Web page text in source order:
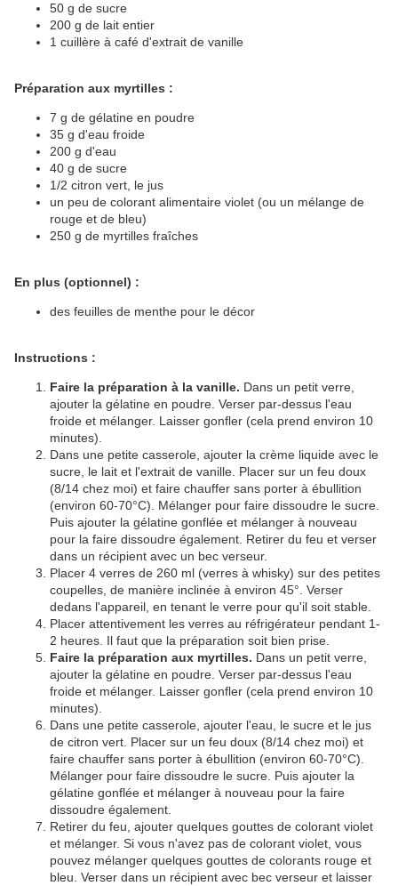
50 g de sucre
200 g de lait entier
1 cuillère à café d'extrait de vanille
Préparation aux myrtilles :
7 g de gélatine en poudre
35 g d'eau froide
200 g d'eau
40 g de sucre
1/2 citron vert, le jus
un peu de colorant alimentaire violet (ou un mélange de
rouge et de bleu)
250 g de myrtilles fraîches
En plus (optionnel) :
des feuilles de menthe pour le décor
Instructions :
Faire la préparation à la vanille. Dans un petit verre,
ajouter la gélatine en poudre. Verser par-dessus l'eau
froide et mélanger. Laisser gonfler (cela prend environ 10
minutes).
Dans une petite casserole, ajouter la crème liquide avec le
sucre, le lait et l'extrait de vanille. Placer sur un feu doux
(8/14 chez moi) et faire chauffer sans porter à ébullition
(environ 60-70°C). Mélanger pour faire dissoudre le sucre.
Puis ajouter la gélatine gonflée et mélanger à nouveau
pour la faire dissoudre également. Retirer du feu et verser
dans un récipient avec un bec verseur.
Placer 4 verres de 260 ml (verres à whisky) sur des petites
coupelles, de manière inclinée à environ 45°. Verser
dedans l'appareil, en tenant le verre pour qu'il soit stable.
Placer attentivement les verres au réfrigérateur pendant 1-
2 heures. Il faut que la préparation soit bien prise.
Faire la préparation aux myrtilles. Dans un petit verre,
ajouter la gélatine en poudre. Verser par-dessus l'eau
froide et mélanger. Laisser gonfler (cela prend environ 10
minutes).
Dans une petite casserole, ajouter l'eau, le sucre et le jus
de citron vert. Placer sur un feu doux (8/14 chez moi) et
faire chauffer sans porter à ébullition (environ 60-70°C).
Mélanger pour faire dissoudre le sucre. Puis ajouter la
gélatine gonflée et mélanger à nouveau pour la faire
dissoudre également.
Retirer du feu, ajouter quelques gouttes de colorant violet
et mélanger. Si vous n'avez pas de colorant violet, vous
pouvez mélanger quelques gouttes de colorants rouge et
bleu. Verser dans un récipient avec bec verseur et laisser